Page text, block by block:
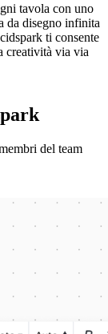
tavola con uno
da disegno infinita
ti consente
creatività via via
del team